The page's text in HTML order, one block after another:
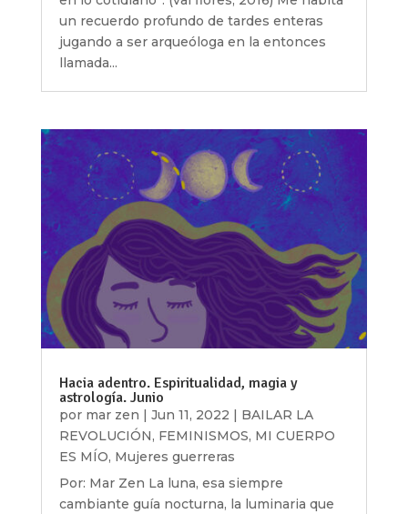
un recuerdo profundo de tardes enteras
jugando a ser arqueóloga en la entonces
llamada...
Hacia adentro. Espiritualidad, magia y
astrología. Junio
por mar zen Jun 11, 2022
BAILAR LA
REVOLUCIÓN, FEMINISMOS, MI CUERPO
ES MÍO, Mujeres guerreras
Por: Mar Zen La luna, esa siempre
cambiante guía nocturna, la luminaria que